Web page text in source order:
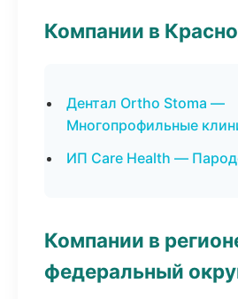
Компании в
Дентал Ortho Stoma —
Многопрофильные
ИП Care Health —
Компании в
федеральный